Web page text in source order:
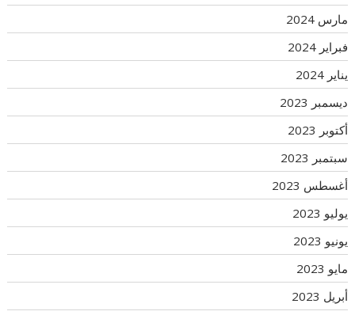
مارس 2024
فبراير 2024
يناير 2024
ديسمبر 2023
أكتوبر 2023
سبتمبر 2023
أغسطس 2023
يوليو 2023
يونيو 2023
مايو 2023
أبريل 2023